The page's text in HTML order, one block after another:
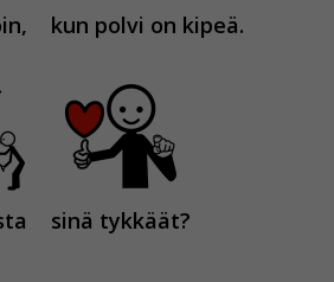
kun polvi on kipeä.
sinä tykkäät?